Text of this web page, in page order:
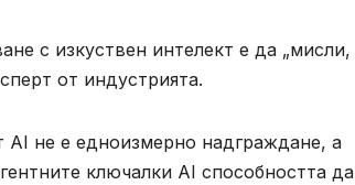
с изкуствен интелект е да „мисли,
от индустрията.
AI не е едноизмерно надграждане, а
ключалки AI способността да